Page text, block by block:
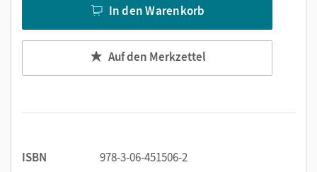
In den Warenkorb
Auf den Merkzettel
ISBN
978-3-06-451506-2